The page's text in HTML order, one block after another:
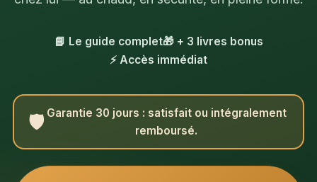
📘 Le guide complet🎁 + 3 livres bonus
⚡ Accès immédiat
🛡️ Garantie 30 jours : satisfait ou intégralement
remboursé.